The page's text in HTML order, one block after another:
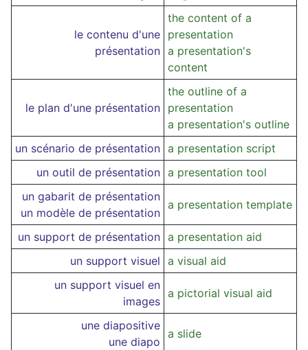
le contenu d'une
présentation
the content of a
presentation
a presentation's
content
le plan d'une présentation
the outline of a
presentation
a presentation's outline
un scénario de présentation a presentation script
un outil de présentation a presentation tool
un gabarit de présentation
un modèle de présentation
a presentation template
un support de présentation a presentation aid
un support visuel a visual aid
un support visuel en
images
a pictorial visual aid
une diapositive
une diapo
a slide